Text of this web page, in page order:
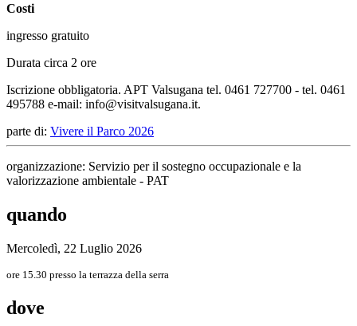
Costi
ingresso gratuito
Durata circa 2 ore
Iscrizione obbligatoria. APT Valsugana tel. 0461 727700 - tel. 0461
495788 e-mail: info@visitvalsugana.it.
parte di: Vivere il Parco 2026
organizzazione: Servizio per il sostegno occupazionale e la
valorizzazione ambientale - PAT
quando
Mercoledì, 22 Luglio 2026
ore 15.30 presso la terrazza della serra
dove